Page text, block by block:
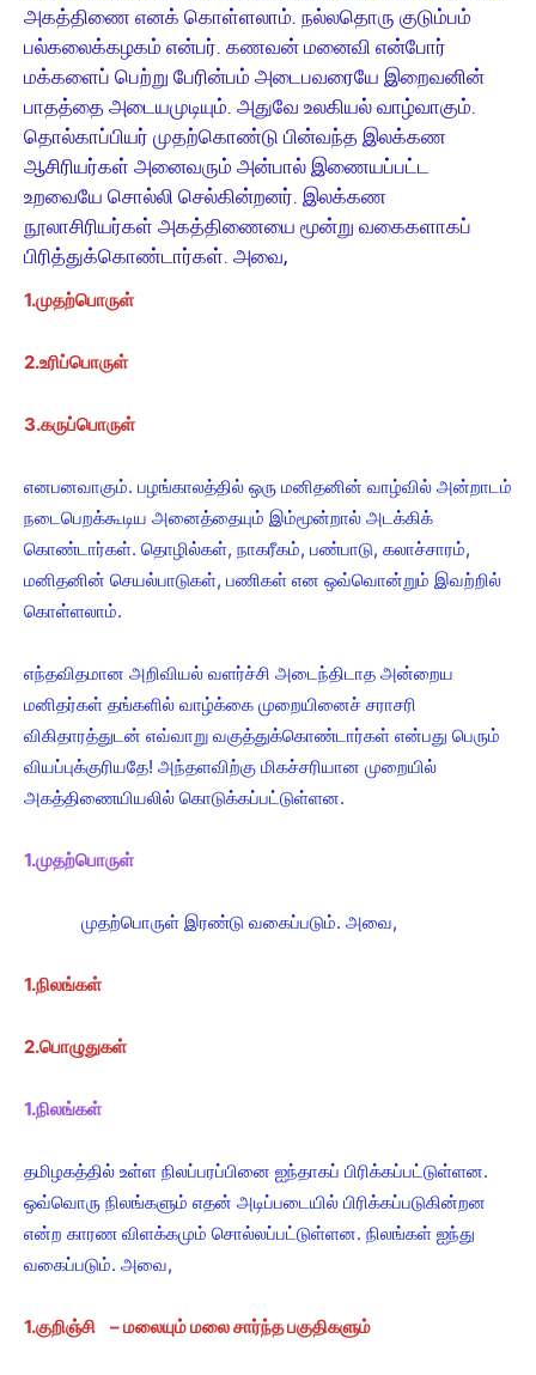
அகத்திணை எனக் கொள்ளலாம். நல்லதொரு குடும்பம்
பல்கலைக்கழகம் என்பர். கணவன் மனைவி என்போர்
மக்களைப் பெற்று பேரின்பம் அடைபவரையே இறைவனின்
பாதத்தை அடையமுடியும். அதுவே உலகியல் வாழ்வாகும்.
தொல்காப்பியர் முதற்கொண்டு பின்வந்த இலக்கண
ஆசிரியர்கள் அனைவரும் அன்பால் இணையப்பட்ட
உறவையே சொல்லி செல்கின்றனர். இலக்கண
நூலாசிரியர்கள் அகத்திணையை மூன்று வகைகளாகப்
பிரித்துக்கொண்டார்கள். அவை,
1.முதற்பொருள்
2.உரிப்பொருள்
3.கருப்பொருள்
எனபனவாகும். பழங்காலத்தில் ஒரு மனிதனின் வாழ்வில் அன்றாடம்
நடைபெறக்கூடிய அனைத்தையும் இம்மூன்றால் அடக்கிக்
கொண்டார்கள். தொழில்கள், நாகரீகம், பண்பாடு, கலாச்சாரம்,
மனிதனின் செயல்பாடுகள், பணிகள் என ஒவ்வொன்றும் இவற்றில்
கொள்ளலாம்.
எந்தவிதமான அறிவியல் வளர்ச்சி அடைந்திடாத அன்றைய
மனிதர்கள் தங்களில் வாழ்க்கை முறையினைச் சராசரி
விகிதாரத்துடன் எவ்வாறு வகுத்துக்கொண்டார்கள் என்பது பெரும்
வியப்புக்குரியதே! அந்தளவிற்கு மிகச்சரியான முறையில்
அகத்திணையியலில் கொடுக்கப்பட்டுள்ளன.
1.முதற்பொருள்
முதற்பொருள் இரண்டு வகைப்படும். அவை,
1.நிலங்கள்
2.பொழுதுகள்
1.நிலங்கள்
தமிழகத்தில் உள்ள நிலப்பரப்பினை ஐந்தாகப் பிரிக்கப்பட்டுள்ளன.
ஒவ்வொரு நிலங்களும் எதன் அடிப்படையில் பிரிக்கப்படுகின்றன
என்ற காரண விளக்கமும் சொல்லப்பட்டுள்ளன. நிலங்கள் ஐந்து
வகைப்படும். அவை,
1.குறிஞ்சி – மலையும் மலை சார்ந்த பகுதிகளும்